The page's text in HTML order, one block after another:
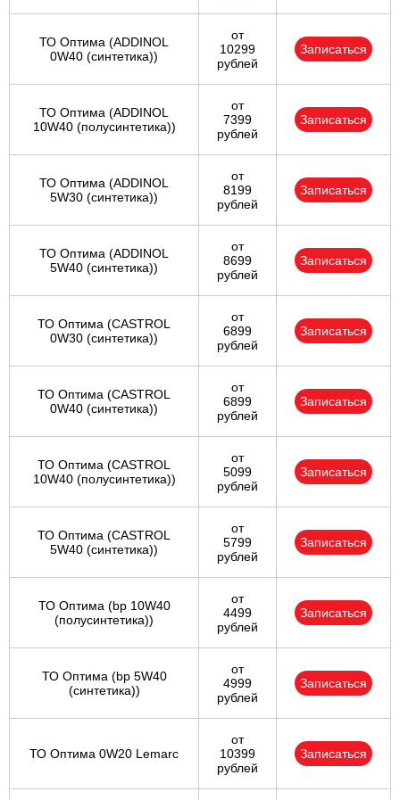
ТО Оптима (ADDINOL
0W40 (синтетика))
от
10299
рублей
Записаться
ТО Оптима (ADDINOL
10W40 (полусинтетика))
от
7399
рублей
Записаться
ТО Оптима (ADDINOL
5W30 (синтетика))
от
8199
рублей
Записаться
ТО Оптима (ADDINOL
5W40 (синтетика))
от
8699
рублей
Записаться
ТО Оптима (CASTROL
0W30 (синтетика))
от
6899
рублей
Записаться
ТО Оптима (CASTROL
0W40 (синтетика))
от
6899
рублей
Записаться
ТО Оптима (CASTROL
10W40 (полусинтетика))
от
5099
рублей
Записаться
ТО Оптима (CASTROL
5W40 (синтетика))
от
5799
рублей
Записаться
ТО Оптима (bp 10W40
(полусинтетика))
от
4499
рублей
Записаться
ТО Оптима (bp 5W40
(синтетика))
от
4999
рублей
Записаться
ТО Оптима 0W20 Lemarc
от
10399
рублей
Записаться